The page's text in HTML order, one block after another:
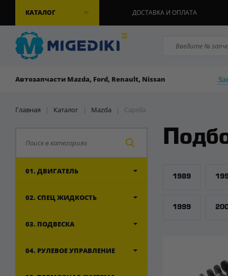
КАТАЛОГ ДОСТАВКА И ОПЛАТА
Автозапчасти Mazda, Ford, Renault, Nissan
Главная | Каталог | Mazda | Capella
01. ДВИГАТЕЛЬ
02. СПЕЦ ЖИДКОСТЬ
03. ПОДВЕСКА
04. РУЛЕВОЕ УПРАВЛЕНИЕ
1989
1999